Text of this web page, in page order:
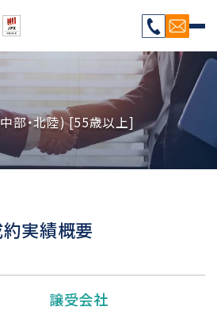
部・北陸) [55歳以上]
実績概要
譲受会社